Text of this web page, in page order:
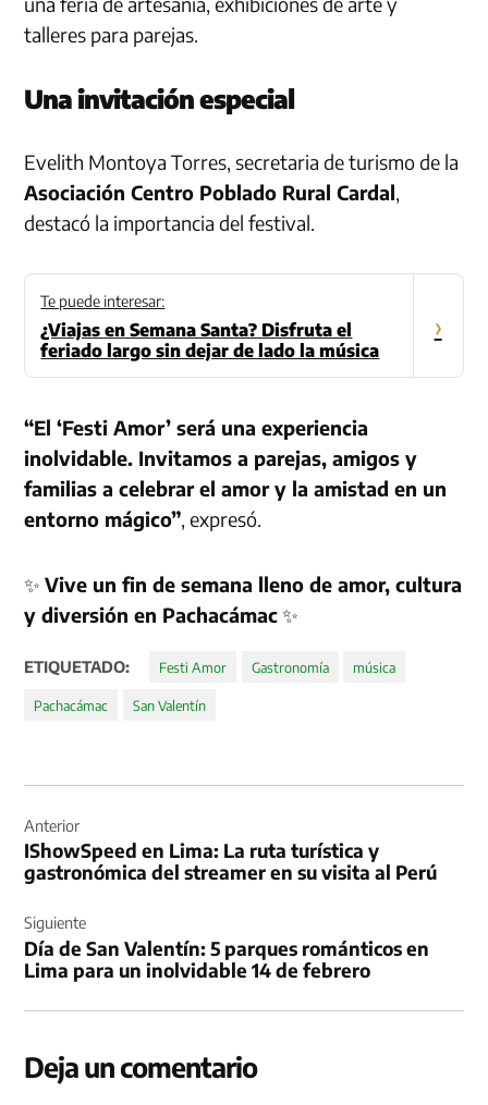
talleres para parejas.
Una invitación especial
Evelith Montoya Torres, secretaria de turismo de la
Asociación Centro Poblado Rural Cardal,
destacó la importancia del festival.
Te puede interesar:
¿Viajas en Semana Santa? Disfruta el
feriado largo sin dejar de lado la música
›
“El ‘Festi Amor’ será una experiencia
inolvidable. Invitamos a parejas, amigos y
familias a celebrar el amor y la amistad en un
entorno mágico”, expresó.
✨Vive un fin de semana lleno de amor, cultura
y diversión en Pachacámac✨
ETIQUETADO: Festi Amor Gastronomía música
Pachacámac San Valentín
de
entradas
Anterior
IShowSpeed en Lima: La ruta turística y
gastronómica del streamer en su visita al Perú
Siguiente
Día de San Valentín: 5 parques románticos en
Lima para un inolvidable 14 de febrero
Deja un comentario